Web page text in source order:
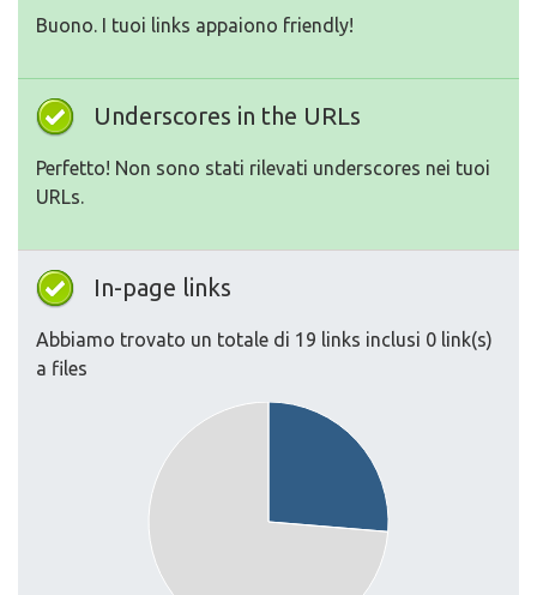
Buono. I tuoi links appaiono friendly!
Underscores in the URLs
Perfetto! Non sono stati rilevati underscores nei tuoi
URLs.
In-page links
Abbiamo trovato un totale di 19 links inclusi 0 link(s)
a files